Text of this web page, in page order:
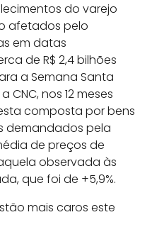
do varejo
afetados pelo
em datas
de R$ 2,4 bilhões
a Semana Santa
nos 12 meses
composta por bens
demandados pela
de preços de
observada às
que foi de +5,9%.
mais caros este